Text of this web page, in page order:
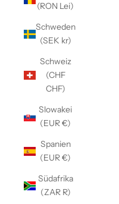
(RON Lei)
Schweden
(SEK kr)
Schweiz
(CHF
CHF)
Slowakei
(EUR €)
Spanien
(EUR €)
Südafrika
(ZAR R)